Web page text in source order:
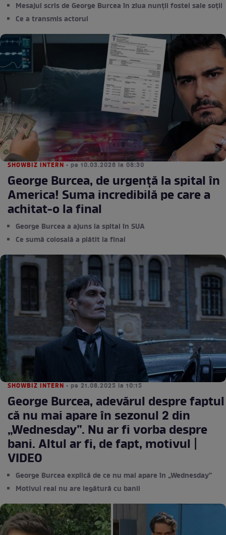
Mesajul scris de George Burcea în ziua nunții fostei sale soții
Ce a transmis actorul
SHOWBIZ INTERN • pe 10.03.2026 la 08:30
George Burcea, de urgență la spital în
America! Suma incredibilă pe care a
achitat-o la final
George Burcea a ajuns la spital în SUA
Ce sumă colosală a plătit la final
SHOWBIZ INTERN • pe 21.08.2025 la 10:15
George Burcea, adevărul despre faptul
că nu mai apare în sezonul 2 din
„Wednesday”. Nu ar fi vorba despre
bani. Altul ar fi, de fapt, motivul |
VIDEO
George Burcea explică de ce nu mai apare în „Wednesday”
Motivul real nu are legătură cu banii